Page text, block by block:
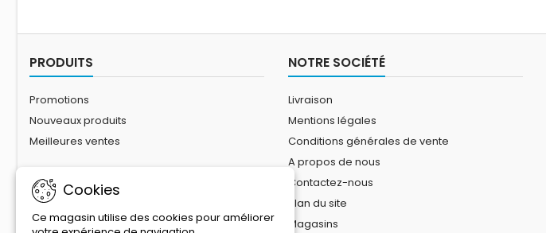
PRODUITS
Promotions
Nouveaux produits
Meilleures ventes
NOTRE SOCIÉTÉ
Livraison
Mentions légales
Conditions générales de vente
A propos de nous
Contactez-nous
Plan du site
Magasins
Cookies
Ce magasin utilise des cookies pour améliorer